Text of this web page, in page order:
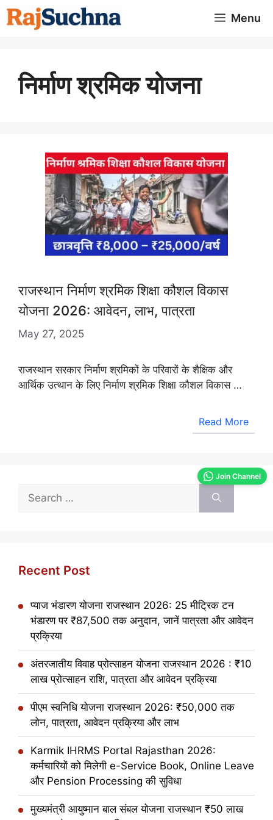
Skip
to
Menu
निर्माण श्रमिक योजना
राजस्थान निर्माण श्रमिक शिक्षा कौशल विकास
योजना 2026: आवेदन, लाभ, पात्रता
May 27, 2025
राजस्थान सरकार निर्माण श्रमिकों के परिवारों के शैक्षिक और
आर्थिक उत्थान के लिए निर्माण श्रमिक शिक्षा कौशल विकास …
Read More
Search
for:
Recent Post
प्याज भंडारण योजना राजस्थान 2026: 25 मीट्रिक टन
भंडारण पर ₹87,500 तक अनुदान, जानें पात्रता और आवेदन
प्रक्रिया
अंतरजातीय विवाह प्रोत्साहन योजना राजस्थान 2026 : ₹10
लाख प्रोत्साहन राशि, पात्रता और आवेदन प्रक्रिया
पीएम स्वनिधि योजना राजस्थान 2026: ₹50,000 तक
लोन, पात्रता, आवेदन प्रक्रिया और लाभ
Karmik IHRMS Portal Rajasthan 2026:
कर्मचारियों को मिलेगी e-Service Book, Online Leave
और Pension Processing की सुविधा
मुख्यमंत्री आयुष्मान बाल संबल योजना राजस्थान ₹50 लाख
Join Channel